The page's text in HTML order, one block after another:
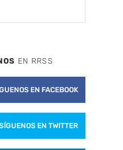
EN RRSS
EN FACEBOOK
EN TWITTER